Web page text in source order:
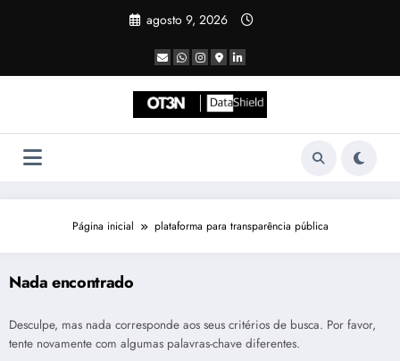
agosto 9, 2026
Página inicial plataforma para transparência pública
Nada encontrado
Desculpe, mas nada corresponde aos seus critérios de busca. Por favor,
tente novamente com algumas palavras-chave diferentes.